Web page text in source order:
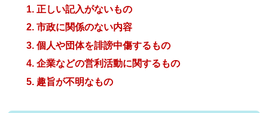
正しい記入がないもの
市政に関係のない内容
個人や団体を誹謗中傷するもの
企業などの営利活動に関するもの
趣旨が不明なもの